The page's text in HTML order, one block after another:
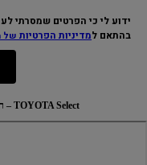
ידוע לי כי הפרטים שמסרתי
בהתאם למדיניות הפרטיות של
TOYOTA Select – ראב4 פלאג-אין יד שנייה באחריות יבואן